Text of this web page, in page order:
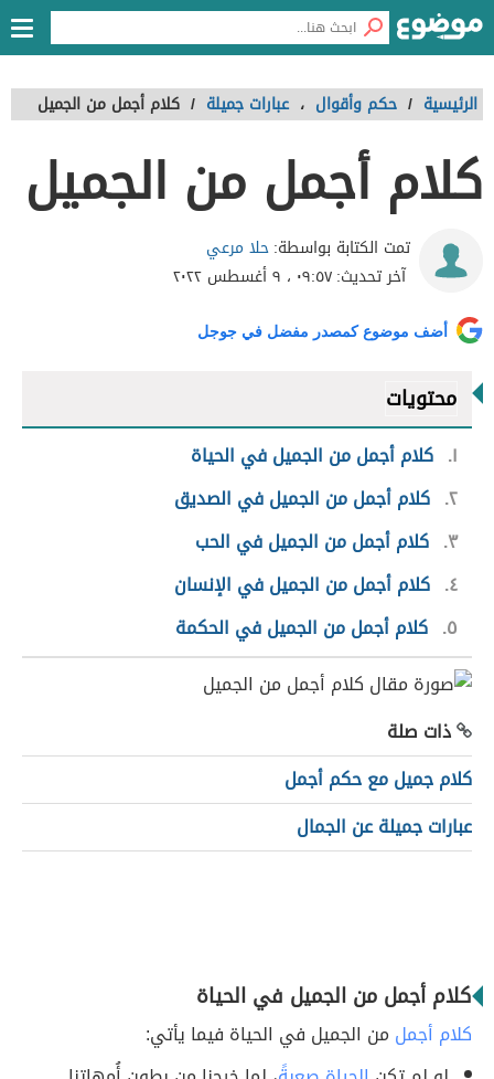
الرئيسية / حكم وأقوال ، عبارات جميلة / كلام أجمل من الجميل
كلام أجمل من الجميل
تمت الكتابة بواسطة:حلا مرعي
آخر تحديث:٠٩:٥٧ ، ٩ أغسطس ٢٠٢٢
أضف موضوع كمصدر مفضل في جوجل
محتويات
١ كلام أجمل من الجميل في الحياة
٢ كلام أجمل من الجميل في الصديق
٣ كلام أجمل من الجميل في الحب
٤ كلام أجمل من الجميل في الإنسان
٥ كلام أجمل من الجميل في الحكمة
ذات صلة
كلام جميل مع حكم أجمل
عبارات جميلة عن الجمال
كلام أجمل من الجميل في الحياة
كلام أجمل من الجميل في الحياة فيما يأتي: